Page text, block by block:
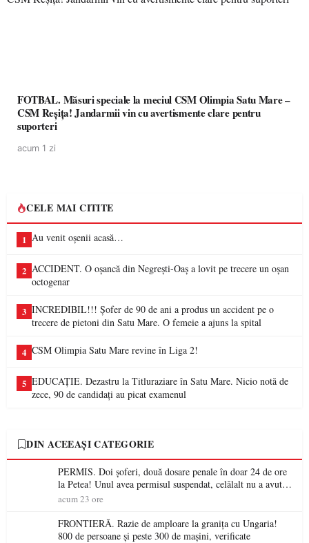
FOTBAL. Măsuri speciale la meciul CSM Olimpia Satu Mare –
CSM Reșița! Jandarmii vin cu avertismente clare pentru
suporteri
acum 1 zi
CELE MAI CITITE
1 Au venit oșenii acasă…
2 ACCIDENT. O oșancă din Negrești-Oaș a lovit pe trecere un oșan
octogenar
3 INCREDIBIL!!! Șofer de 90 de ani a produs un accident pe o
trecere de pietoni din Satu Mare. O femeie a ajuns la spital
4 CSM Olimpia Satu Mare revine în Liga 2!
5 EDUCAȚIE. Dezastru la Titluraziare în Satu Mare. Nicio notă de
zece, 90 de candidați au picat examenul
DIN ACEEAȘI CATEGORIE
PERMIS. Doi șoferi, două dosare penale în doar 24 de ore
la Petea! Unul avea permisul suspendat, celălalt nu a avut
niciodată permis
acum 23 ore
FRONTIERĂ. Razie de amploare la granița cu Ungaria!
800 de persoane și peste 300 de mașini, verificate